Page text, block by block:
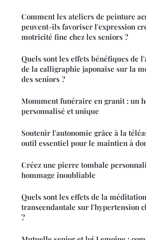
Comment les ateliers de peinture
peuvent-ils favoriser l'expression
motricité fine chez les seniors ?
Quels sont les effets bénéfiques de
de la calligraphie japonaise sur la
des seniors ?
Monument funéraire en granit : un
personnalisé et unique
Soutenir l'autonomie grâce à la
outil essentiel pour le maintien à
Créez une pierre tombale
hommage inoubliable
Quels sont les effets de la méditation
transcendantale sur l'hypertension
?